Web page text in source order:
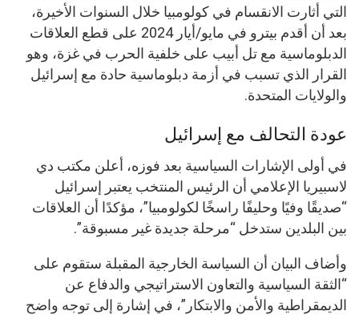
التي أثارت الانقسام في كولومبيا خلال السنوات الأخيرة،
بعد أن أقدم بيترو في مايو/أيار 2024 على قطع العلاقات
الدبلوماسية مع تل أبيب على خلفية الحرب في غزة، وهو
القرار الذي تسبب في أزمة دبلوماسية حادة مع إسرائيل
والولايات المتحدة.
عودة التحالف مع إسرائيل
في أولى الإشارات السياسية بعد فوزه، أعلن مكتب دي
لاسبيريا الإعلامي أن الرئيس المنتخب يعتبر إسرائيل
“صديقًا وفيًا وحليفًا راسخًا لكولومبيا”، مؤكدًا أن العلاقات
بين البلدين ستدخل “مرحلة جديدة غير مسبوقة”.
وأضاف البيان أن السياسة الخارجية المقبلة ستقوم على
“الثقة السياسية والتعاون الاستراتيجي والدفاع عن
الديمقراطية والأمن والابتكار”، في إشارة إلى توجه واضح